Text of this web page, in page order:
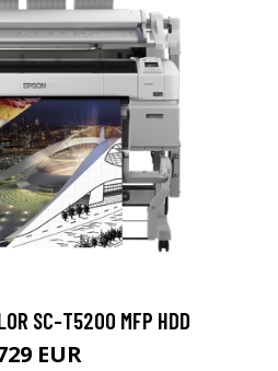
SC-T5200 MFP HDD
EUR